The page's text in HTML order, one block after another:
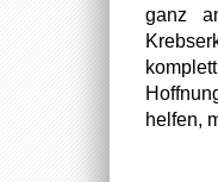
ganz
helfen,